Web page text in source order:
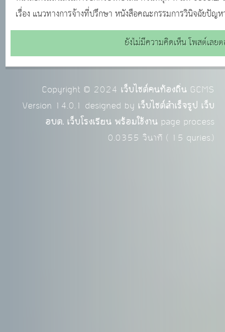
เรื่อง แนวทางการจ้างที่ปรึกษา หนังสือคณะกรรมการวินิจฉัยปัญ
ภาครัฐ ด่วนที่สุด ที่ กค (กวจ) 0405.3/ว 1203 ลงวันที่ 27 กันย
ยังไม่มีความคิดเห็น โพสต์เลย
Copyright © 2024 เว็บไซต์คนท้องถิ่นGCMS
Version 14.0.1 designed by เว็บไซต์สำเร็จรูป เว็บ
อบต. เว็บโรงเรียน พร้อมใช้งานpage process
0.0355 วินาที ( 15 quries.)